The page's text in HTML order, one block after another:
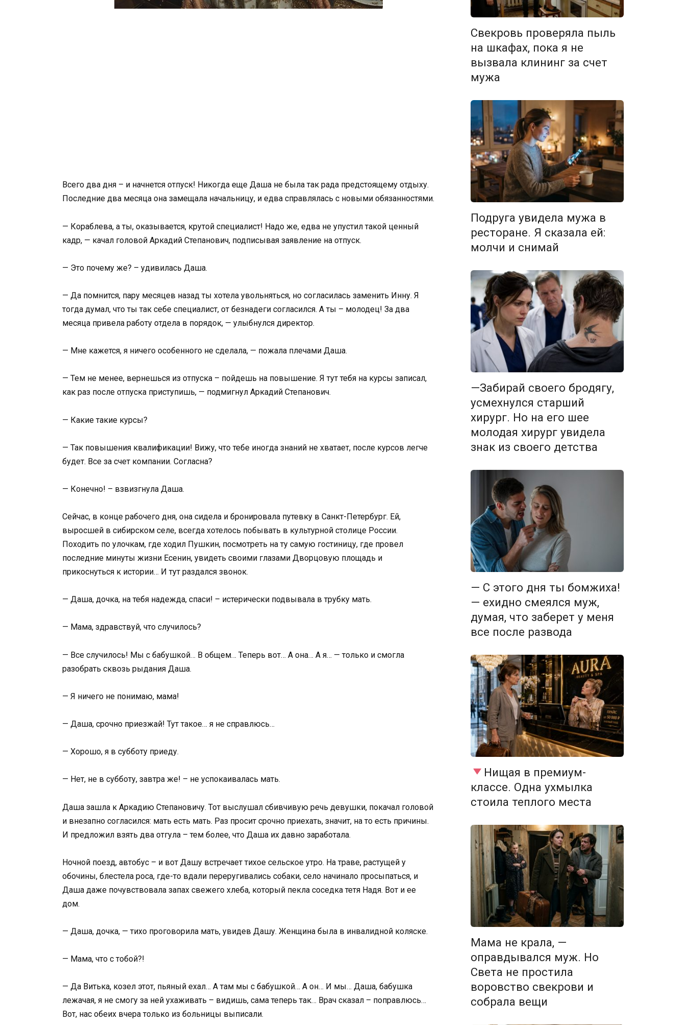
Всего два дня – и начнется отпуск! Никогда еще Даша не была так рада предстоящему отдыху.
Последние два месяца она замещала начальницу, и едва справлялась с новыми обязанностями.
— Кораблева, а ты, оказывается, крутой специалист! Надо же, едва не упустил такой ценный
кадр, — качал головой Аркадий Степанович, подписывая заявление на отпуск.
— Это почему же? – удивилась Даша.
— Да помнится, пару месяцев назад ты хотела увольняться, но согласилась заменить Инну. Я
тогда думал, что ты так себе специалист, от безнадеги согласился. А ты – молодец! За два
месяца привела работу отдела в порядок, — улыбнулся директор.
— Мне кажется, я ничего особенного не сделала, — пожала плечами Даша.
— Тем не менее, вернешься из отпуска – пойдешь на повышение. Я тут тебя на курсы записал,
как раз после отпуска приступишь, — подмигнул Аркадий Степанович.
— Какие такие курсы?
— Так повышения квалификации! Вижу, что тебе иногда знаний не хватает, после курсов легче
будет. Все за счет компании. Согласна?
— Конечно! – взвизгнула Даша.
Сейчас, в конце рабочего дня, она сидела и бронировала путевку в Санкт-Петербург. Ей,
выросшей в сибирском селе, всегда хотелось побывать в культурной столице России.
Походить по улочкам, где ходил Пушкин, посмотреть на ту самую гостиницу, где провел
последние минуты жизни Есенин, увидеть своими глазами Дворцовую площадь и
прикоснуться к истории… И тут раздался звонок.
— Даша, дочка, на тебя надежда, спаси! – истерически подвывала в трубку мать.
— Мама, здравствуй, что случилось?
— Все случилось! Мы с бабушкой… В общем… Теперь вот… А она… А я… — только и смогла
разобрать сквозь рыдания Даша.
— Я ничего не понимаю, мама!
— Даша, срочно приезжай! Тут такое… я не справлюсь…
— Хорошо, я в субботу приеду.
— Нет, не в субботу, завтра же! – не успокаивалась мать.
Даша зашла к Аркадию Степановичу. Тот выслушал сбивчивую речь девушки, покачал головой
и внезапно согласился: мать есть мать. Раз просит срочно приехать, значит, на то есть причины.
И предложил взять два отгула – тем более, что Даша их давно заработала.
Ночной поезд, автобус – и вот Дашу встречает тихое сельское утро. На траве, растущей у
обочины, блестела роса, где-то вдали переругивались собаки, село начинало просыпаться, и
Даша даже почувствовала запах свежего хлеба, который пекла соседка тетя Надя. Вот и ее
дом.
— Даша, дочка, — тихо проговорила мать, увидев Дашу. Женщина была в инвалидной коляске.
— Мама, что с тобой?!
— Да Витька, козел этот, пьяный ехал… А там мы с бабушкой… А он… И мы… Даша, бабушка
лежачая, я не смогу за ней ухаживать – видишь, сама теперь так… Врач сказал – поправлюсь…
Вот, нас обеих вчера только из больницы выписали.
Свекровь проверяла пыль
на шкафах, пока я не
вызвала клининг за счет
мужа
Подруга увидела мужа в
ресторане. Я сказала ей:
молчи и снимай
—Забирай своего бродягу,
усмехнулся старший
хирург. Но на его шее
молодая хирург увидела
знак из своего детства
— С этого дня ты бомжиха!
— ехидно смеялся муж,
думая, что заберет у меня
все после развода
Нищая в премиум-
классе. Одна ухмылка
стоила теплого места
Мама не крала, —
оправдывался муж. Но
Света не простила
воровство свекрови и
собрала вещи